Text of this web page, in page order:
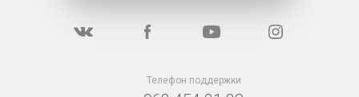
Телефон поддержки